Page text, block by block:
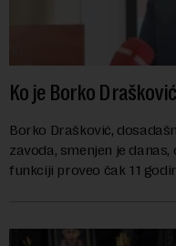
Ko je Borko
Borko Drašković,
zavoda, smenjen je
funkciji proveo čak 11